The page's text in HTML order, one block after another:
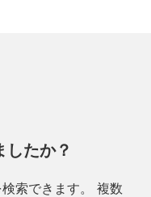
したか？
索できます。 複数